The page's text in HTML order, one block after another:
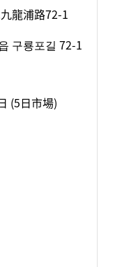
龍浦路72-1
구룡포길 72-1
(5日市場)